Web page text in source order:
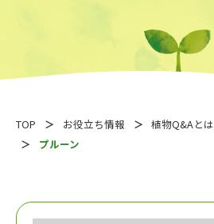
TOP お役立ち情報 植物Q&Aとは
プルーン